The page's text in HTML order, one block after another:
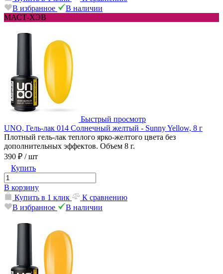
В избранное
В наличии
МАСТ-ХЭВ
Быстрый просмотр
UNO, Гель-лак 014 Солнечный желтый - Sunny Yellow, 8 г
Плотный гель-лак теплого ярко-желтого цвета без
дополнительных эффектов. Объем 8 г.
390 ₽ / шт
Купить
В корзину
Купить в 1 клик
К сравнению
В избранное
В наличии